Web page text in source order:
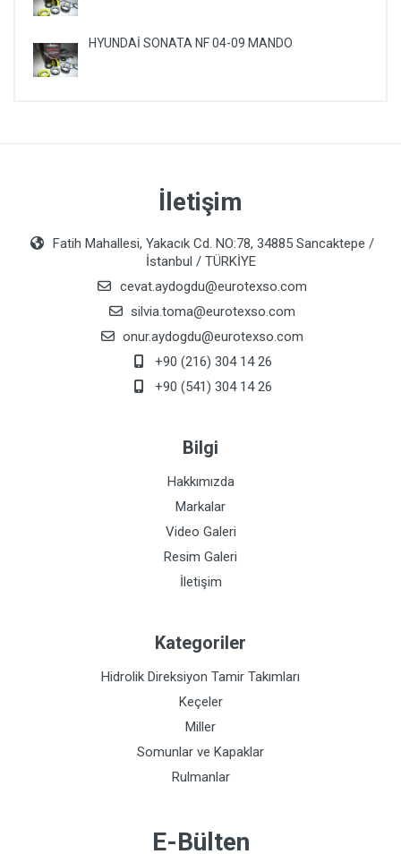
HYUNDAİ SONATA NF 04-09 MANDO
İletişim
Fatih Mahallesi, Yakacık Cd. NO:78, 34885 Sancaktepe /
İstanbul / TÜRKİYE
cevat.aydogdu@eurotexso.com
silvia.toma@eurotexso.com
onur.aydogdu@eurotexso.com
+90 (216) 304 14 26
+90 (541) 304 14 26
Bilgi
Hakkımızda
Markalar
Video Galeri
Resim Galeri
İletişim
Kategoriler
Hidrolik Direksiyon Tamir Takımları
Keçeler
Miller
Somunlar ve Kapaklar
Rulmanlar
E-Bülten